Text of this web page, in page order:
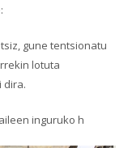
gune tentsionatu
lotuta
dira.
inguruko h